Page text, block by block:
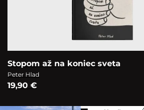
Stopom až na koniec sveta
Peter Hlad
19,90 €